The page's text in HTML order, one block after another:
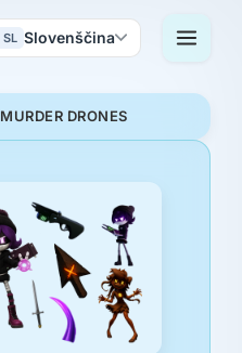
SL Slovenščina
MURDER DRONES